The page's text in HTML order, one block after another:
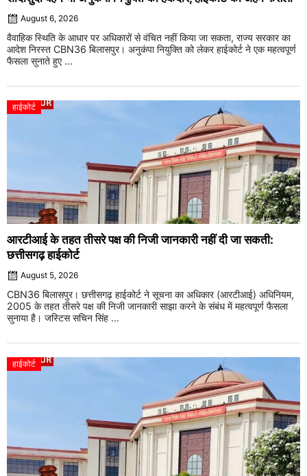
August 6, 2026
वैवाहिक स्थिति के आधार पर अधिकारों से वंचित नहीं किया जा सकता, राज्य सरकार का
आदेश निरस्त CBN36 बिलासपुर। अनुकंपा नियुक्ति को लेकर हाईकोर्ट ने एक महत्वपूर्ण
फैसला सुनाते हुए ...
हाईकोर्ट
आरटीआई के तहत तीसरे पक्ष की निजी जानकारी नहीं दी जा सकती:
छत्तीसगढ़ हाईकोर्ट
August 5, 2026
CBN36 बिलासपुर। छत्तीसगढ़ हाईकोर्ट ने सूचना का अधिकार (आरटीआई) अधिनियम,
2005 के तहत तीसरे पक्ष की निजी जानकारी साझा करने के संबंध में महत्वपूर्ण फैसला
सुनाया है। जस्टिस सचिन सिंह ...
हाईकोर्ट